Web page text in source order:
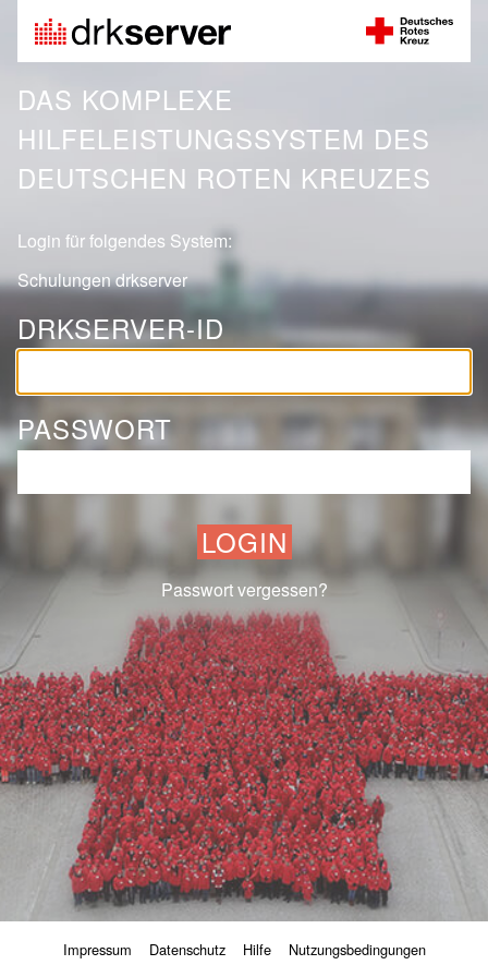
DAS KOMPLEXE
HILFELEISTUNGSSYSTEM DES
DEUTSCHEN ROTEN KREUZES
Login für folgendes System:
Schulungen drkserver
DRKSERVER-ID
PASSWORT
LOGIN
Passwort vergessen?
Impressum Datenschutz Hilfe Nutzungsbedingungen